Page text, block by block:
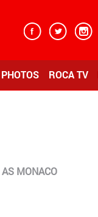
PHOTOS ROCA TV
AS MONACO